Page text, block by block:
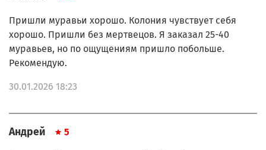
Пришли муравьи хорошо. Колония чувствует себя
хорошо. Пришли без мертвецов. Я заказал 25-40
муравьев, но по ощущениям пришло побольше.
Рекомендую.
30.01.2026 18:23
Андрей 5